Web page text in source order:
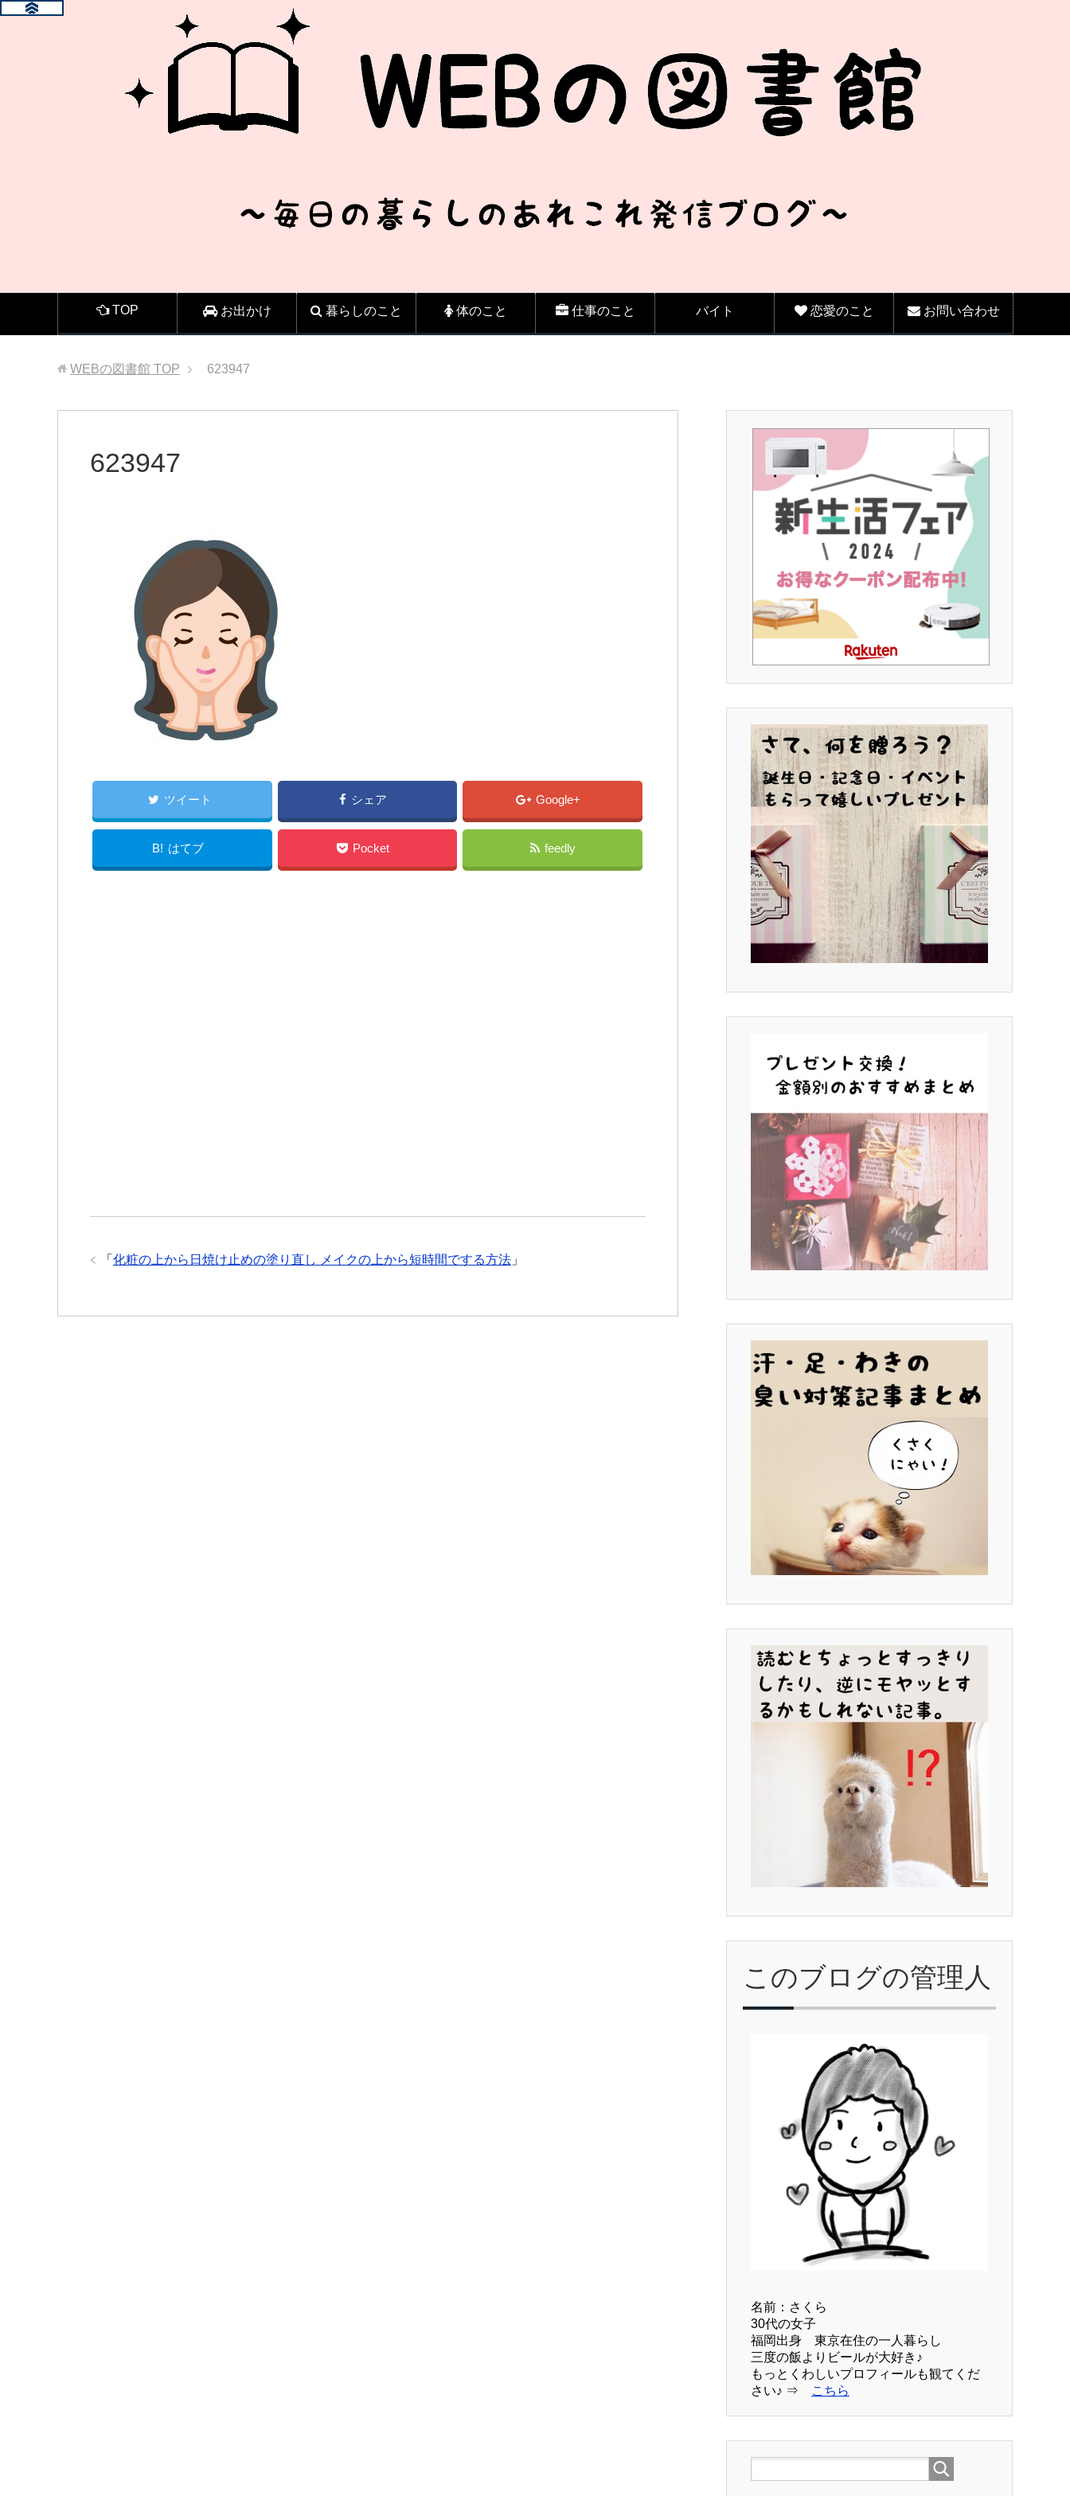
TOP お出かけ 暮らしのこと 体のこと 仕事のこと バイト 恋愛のこと お問い合わせ
WEBの図書館 TOP 623947
623947
ツイート シェア Google+
B! はてブ Pocket feedly
「 化粧の上から日焼け止めの塗り直し メイクの上から短時間でする方法 」
このブログの管理人
名前：さくら
30代の女子
福岡出身 東京在住の一人暮らし
三度の飯よりビールが大好き♪
もっとくわしいプロフィールも観てくだ
さい♪ ⇒
こちら